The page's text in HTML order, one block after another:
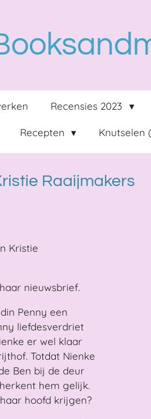
Recensies 2023
Recepten Knutselen
Raaijmakers
Kristie
nieuwsbrief.
Penny een
liefdesverdriet
er wel klaar
Totdat Nienke
Ben bij de deur
hem gelijk.
hoofd krijgen?